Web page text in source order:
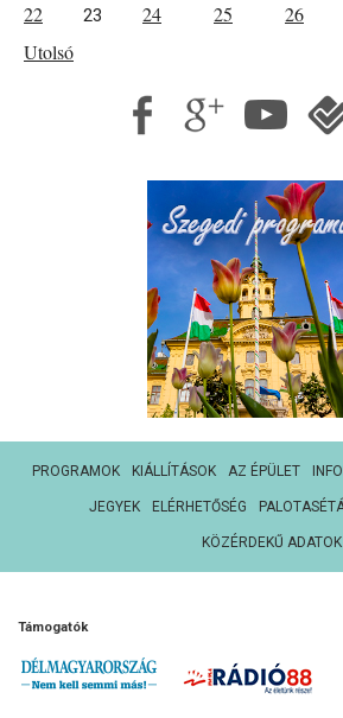
22
23 24 25 26
Utolsó
PROGRAMOK KIÁLLÍTÁSOK AZ ÉPÜLET
JEGYEK ELÉRHETŐSÉG
KÖZÉRDEKŰ ADATOK
Támogatók